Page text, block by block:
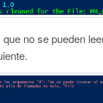
no se pueden